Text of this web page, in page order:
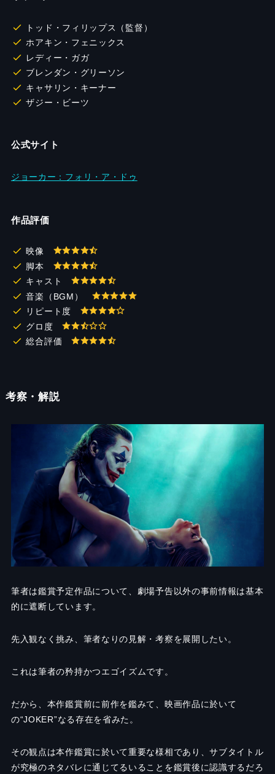
トッド・フィリップス（監督）
ホアキン・フェニックス
レディー・ガガ
ブレンダン・グリーソン
キャサリン・キーナー
ザジー・ビーツ
公式サイト
ジョーカー：フォリ・ア・ドゥ
作品評価
映像
脚本
キャスト
音楽（BGM）
リピート度
グロ度
総合評価
考察・解説
筆者は鑑賞予定作品について、劇場予告以外の事前情報は基本
的に遮断しています。
先入観なく挑み、筆者なりの見解・考察を展開したい。
これは筆者の矜持かつエゴイズムです。
だから、本作鑑賞前に前作を鑑みて、映画作品に於いて
の“JOKER”なる存在を省みた。
その観点は本作鑑賞に於いて重要な様相であり、サブタイトル
が究極のネタバレに通じてるいることを鑑賞後に認識するだろ